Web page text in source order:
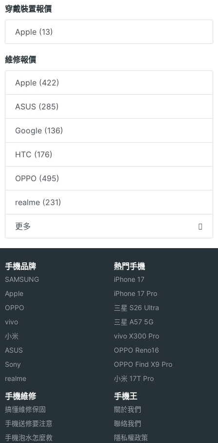
穿戴裝置報價
Apple (13)
維修報價
Apple (422)
ASUS (285)
Google (136)
HTC (176)
OPPO (495)
realme (231)
更多
手機品牌
SAMSUNG
Apple
OPPO
vivo
小米
ASUS
Sony
realme
熱門手機
iPhone 17
iPhone 17 Pro
三星 S26 Ultra
三星 A57 5G
vivo X300 Pro
OPPO Reno16
OPPO Find X9 Pro
小米 17T Pro
手機維修
搞懂維修保固
手機送修要注意
手機泡水怎麼救
手機王
關於我們
聯絡我們
隱私權政策